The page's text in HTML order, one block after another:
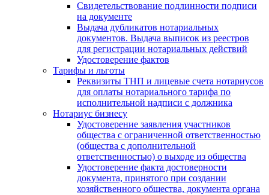
Свидетельствование подлинности подписи
на документе
Выдача дубликатов нотариальных
документов. Выдача выписок из реестров
для регистрации нотариальных действий
Удостоверение фактов
Тарифы и льготы
Реквизиты ТНП и лицевые счета нотариусов
для оплаты нотариального тарифа по
исполнительной надписи с должника
Нотариус бизнесу
Удостоверение заявления участников
общества с ограниченной ответственностью
(общества с дополнительной
ответственностью) о выходе из общества
Удостоверение факта достоверности
документа, принятого при создании
хозяйственного общества, документа органа